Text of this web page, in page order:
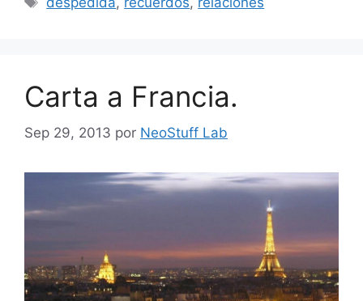
Carta a Francia.
Sep 29, 2013 por NeoStuff Lab